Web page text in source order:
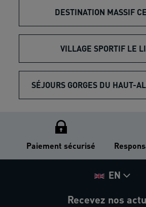
DESTINATION MASSIF
VILLAGE SPORTIF LE
SÉJOURS GORGES DU HAUT-
Paiement sécurisé
EN
Recevez nos